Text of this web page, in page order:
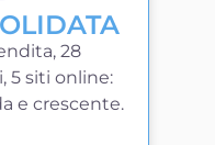
28
5 siti online:
e crescente.